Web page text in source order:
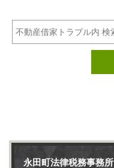
永田町法律税務事務所